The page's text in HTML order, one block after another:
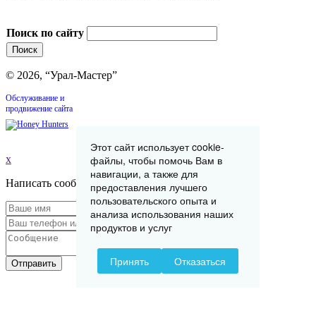
Поиск по сайту
© 2026, “Урал-Мастер”
Обслуживание и
продвижение сайта
x
Написать сообщение
Отправить
Этот сайт использует cookie-
файлы, чтобы помочь Вам в
навигации, а также для
предоставления лучшего
пользовательского опыта и
анализа использования наших
продуктов и услуг
Принять Отказаться